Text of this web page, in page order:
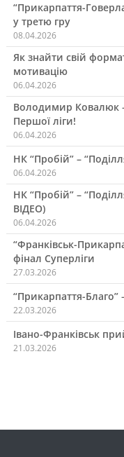
“Прикарпаття-
у третю гру
08.04.2026
Як знайти свій
мотивацію
06.04.2026
Володимир Ковалюк
Першої ліги!
06.04.2026
НК “Пробій” –
06.04.2026
НК “Пробій” –
ВІДЕО)
06.04.2026
“Франківськ-
фінал Суперліги
27.03.2026
“Прикарпаття-Благо”
22.03.2026
Івано-Франківськ
21.03.2026